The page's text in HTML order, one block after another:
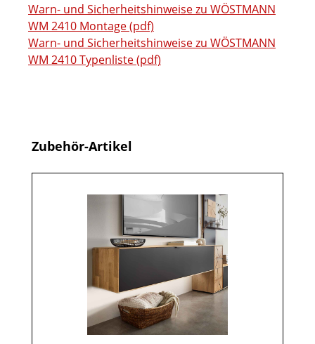
Warn- und Sicherheitshinweise zu WÖSTMANN
WM 2410 Montage (pdf)
Warn- und Sicherheitshinweise zu WÖSTMANN
WM 2410 Typenliste (pdf)
Produktgalerie überspringen
Zubehör-Artikel